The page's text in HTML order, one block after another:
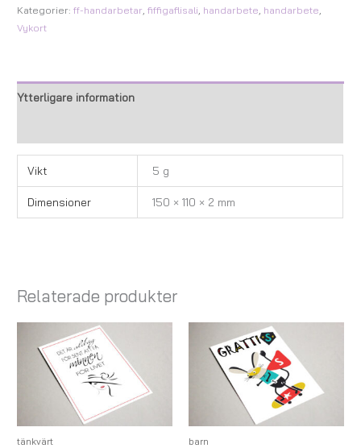
Kategorier:ff-handarbetar,fiffigaflisali, handarbete, handarbete,
Vykort
Ytterligare information
Vikt 5 g
Dimensioner 150 × 110 × 2 mm
Relaterade produkter
tänkvärt barn